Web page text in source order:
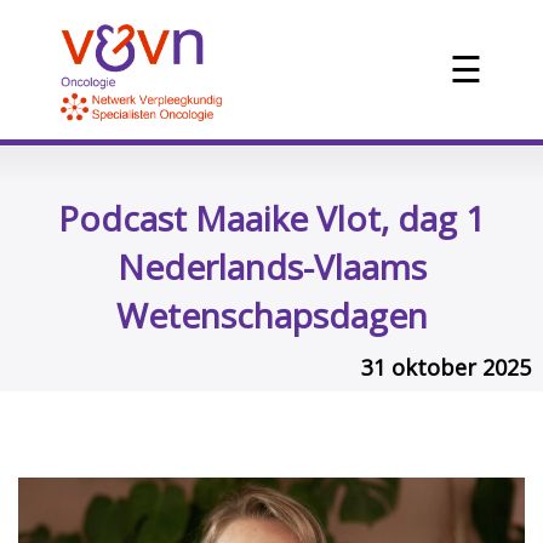
☰
Podcast Maaike Vlot, dag 1
Nederlands-Vlaams
Wetenschapsdagen
31 oktober 2025